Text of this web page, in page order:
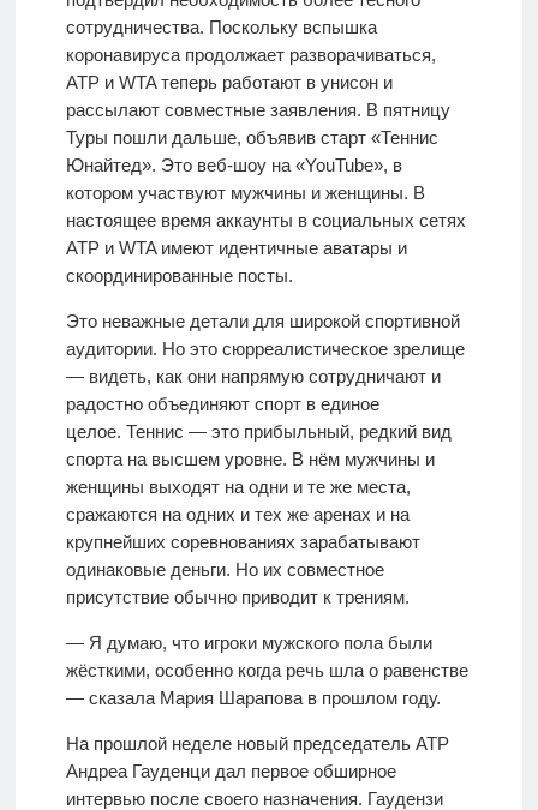
сотрудничества. Поскольку вспышка
коронавируса продолжает разворачиваться,
ATP и WTA теперь работают в унисон и
рассылают совместные заявления. В пятницу
Туры пошли дальше, объявив старт «Теннис
Юнайтед». Это веб-шоу на «YouTube», в
котором участвуют мужчины и женщины. В
настоящее время аккаунты в социальных сетях
ATP и WTA имеют идентичные аватары и
скоординированные посты.
Это неважные детали для широкой спортивной
аудитории. Но это сюрреалистическое зрелище
— видеть, как они напрямую сотрудничают и
радостно объединяют спорт в единое
целое. Теннис — это прибыльный, редкий вид
спорта на высшем уровне. В нём мужчины и
женщины выходят на одни и те же места,
сражаются на одних и тех же аренах и на
крупнейших соревнованиях зарабатывают
одинаковые деньги. Но их совместное
присутствие обычно приводит к трениям.
— Я думаю, что игроки мужского пола были
жёсткими, особенно когда речь шла о равенстве
— сказала Мария Шарапова в прошлом году.
На прошлой неделе новый председатель ATP
Андреа Гауденци дал первое обширное
интервью после своего назначения. Гаудензи